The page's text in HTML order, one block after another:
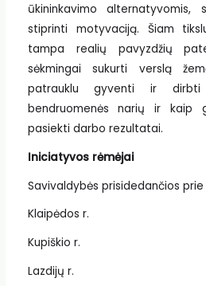
ūkininkavimo alternatyvomis,
stiprinti motyvaciją. Šiam
tampa realių pavyzdžių
sėkmingai sukurti verslą
patrauklu gyventi ir
bendruomenės narių ir kaip
pasiekti darbo rezultatai.
Iniciatyvos rėmėjai
Savivaldybės prisidedančios
Klaipėdos r.
Kupiškio r.
Lazdijų r.